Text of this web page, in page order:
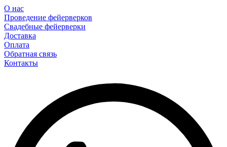
О нас
Проведение фейерверков
Свадебные фейерверки
Доставка
Оплата
Обратная связь
Контакты